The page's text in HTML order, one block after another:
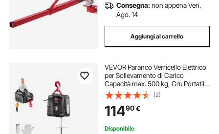
Consegna:non appena Ven.
Ago. 14
Aggiungi al carrello
VEVOR Paranco Verricello Elettrico
per Sollevamento di Carico
Capacità max. 500 kg, Gru Portatile
con Argano da 1500 W, Altezza di
Sollevamento 7,6 m, Paranco
Manuale Telecomandato Cablato
(2)
11490€
Disponibile